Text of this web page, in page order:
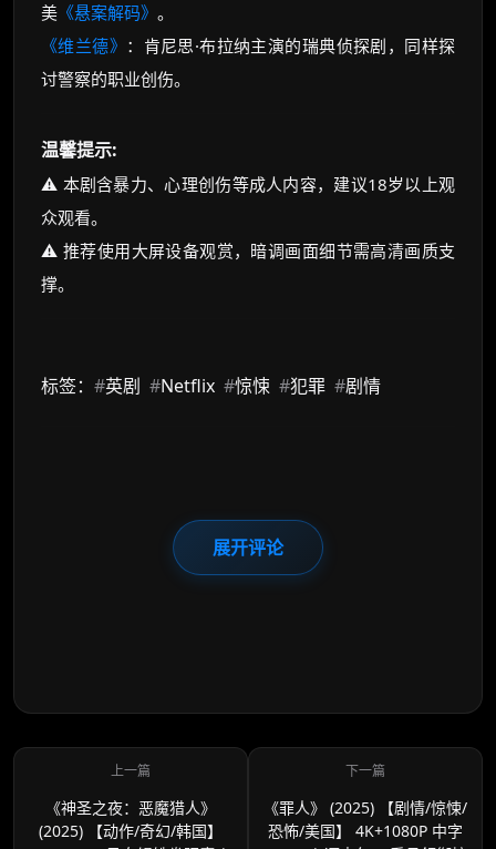
美 《悬案解码》 。
《维兰德》 ：肯尼思·布拉纳主演的瑞典侦探剧，同样探
讨警察的职业创伤。
温馨提示:
⚠️ 本剧含暴力、心理创伤等成人内容，建议18岁以上观
众观看。
⚠️ 推荐使用大屏设备观赏，暗调画面细节需高清画质支
撑。
标签： #英剧 #Netflix #惊悚 #犯罪 #剧情
展开评论
《神圣之夜：恶魔猎人》
(2025) 【动作/奇幻/韩国】
《罪人》 (2025) 【剧情/惊悚/
恐怖/美国】 4K+1080P 中字